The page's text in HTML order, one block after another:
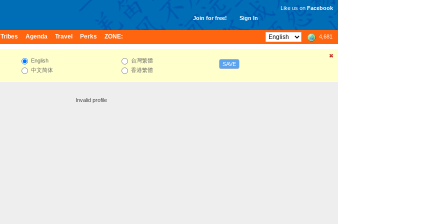
Join for free! Sign In
Like us on Facebook
Tribes Agenda Travel Perks ZONE: 4,681
English
中文简体
台灣繁體
香港繁體
SAVE
Invalid profile